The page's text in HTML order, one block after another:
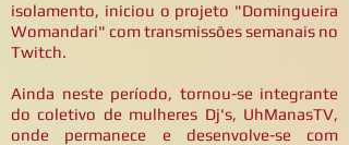
isolamento, iniciou o projeto "Domingueira
Womandari" com transmissões semanais no
Twitch.
Ainda neste período, tornou-se integrante
do coletivo de mulheres Dj's, UhManasTV,
onde permanece e desenvolve-se com